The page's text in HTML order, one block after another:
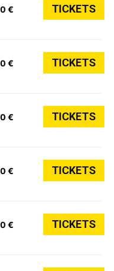
€ TICKETS
€ TICKETS
€ TICKETS
€ TICKETS
€ TICKETS